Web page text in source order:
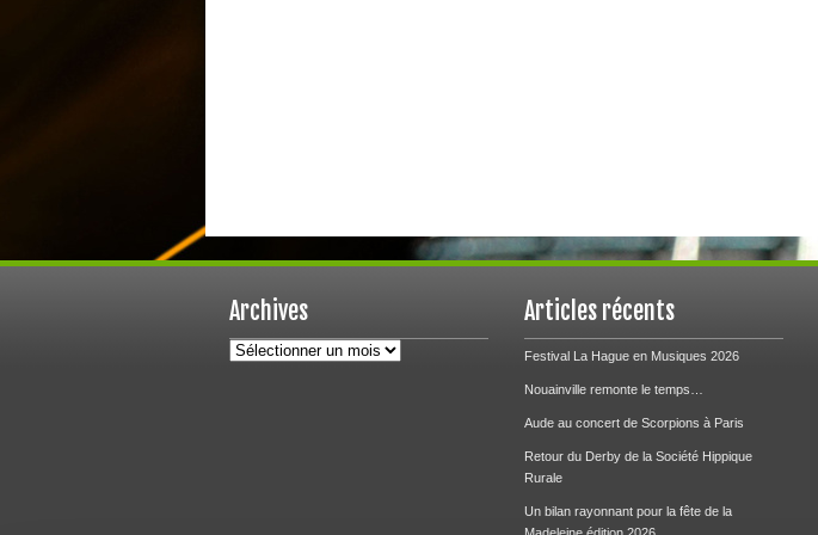
Archives
Archives
Articles récents
Festival La Hague en Musiques 2026
Nouainville remonte le temps…
Aude au concert de Scorpions à Paris
Retour du Derby de la Société Hippique
Rurale
Un bilan rayonnant pour la fête de la